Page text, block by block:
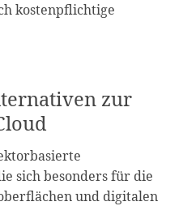
kostenpflichtige
zur
sich besonders für die
und digitalen